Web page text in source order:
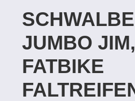
SCHWALBE
JUMBO JIM,
FATBIKE